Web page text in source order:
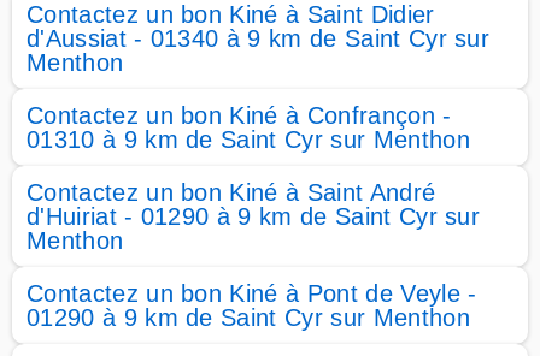
Contactez un bon Kiné à Saint Didier
d'Aussiat - 01340 à 9 km de Saint Cyr sur
Menthon
Contactez un bon Kiné à Confrançon -
01310 à 9 km de Saint Cyr sur Menthon
Contactez un bon Kiné à Saint André
d'Huiriat - 01290 à 9 km de Saint Cyr sur
Menthon
Contactez un bon Kiné à Pont de Veyle -
01290 à 9 km de Saint Cyr sur Menthon